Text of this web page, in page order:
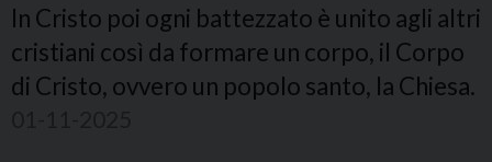
In Cristo poi ogni battezzato è unito agli altri
cristiani così da formare un corpo, il Corpo
di Cristo, ovvero un popolo santo, la Chiesa.